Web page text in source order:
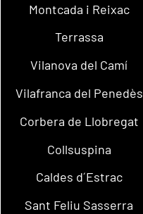
Montcada i Reixac
Terrassa
Vilanova del Camí
Vilafranca del Penedès
Corbera de Llobregat
Collsuspina
Caldes d´Estrac
Sant Feliu Sasserra